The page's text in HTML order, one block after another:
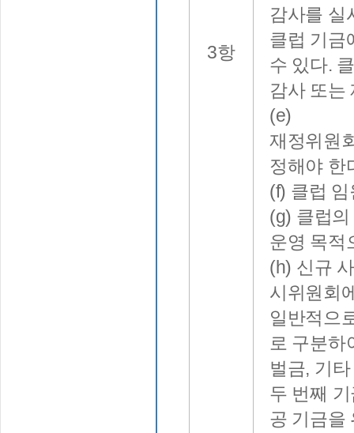
3항
감사를 실
클럽 기금
수 있다.
감사 또는
(e)
재정위원
정해야 한
(f) 클럽
(g) 클럽
운영 목적
(h) 신규
시위원회
일반적으
로 구분하
벌금, 기
두 번째
공 기금을